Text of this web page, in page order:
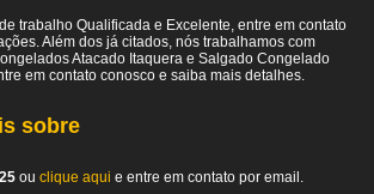
trabalho Qualificada e Excelente, entre em contato
Além dos já citados, nós trabalhamos com
Atacado Itaquera e Salgado Congelado
em contato conosco e saiba mais detalhes.
sobre
ou clique aqui e entre em contato por email.